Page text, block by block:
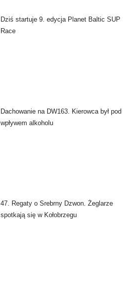
Dziś startuje 9. edycja Planet Baltic SUP
Race
Dachowanie na DW163. Kierowca był pod
wpływem alkoholu
47. Regaty o Srebrny Dzwon. Żeglarze
spotkają się w Kołobrzegu